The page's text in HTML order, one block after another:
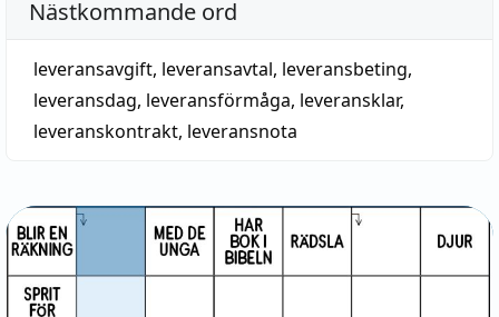
Nästkommande ord
leveransavgift, leveransavtal, leveransbeting,
leveransdag, leveransförmåga, leveransklar,
leveranskontrakt, leveransnota